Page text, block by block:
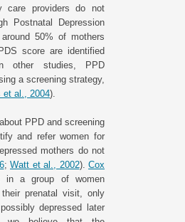
care providers do not
Postnatal Depression
50% of mothers
score are identified
other studies, PPD
a screening strategy,
et al., 2004).
PPD and screening
and refer women for
mothers do not
; Watt et al., 2002). Cox
in a group of women
prenatal visit, only
depressed later